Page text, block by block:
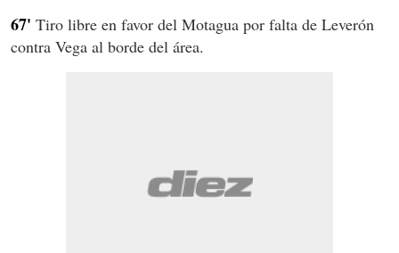
67' Tiro libre en favor del Motagua por falta de Leverón
contra Vega al borde del área.